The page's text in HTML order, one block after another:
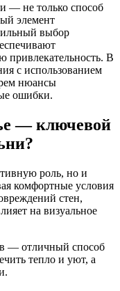
— не только способ
элемент
выбор
привлекательность. В
с использованием
нюансы
ошибки.
— ключевой
роль, но и
комфортные условия
стен,
на визуальное
— отличный способ
тепло и уют, а